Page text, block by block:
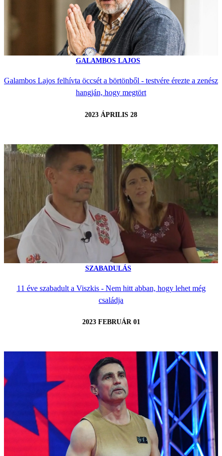
GALAMBOS LAJOS
Galambos Lajos felhívta öccsét a börtönből - testvére érezte a zenész
hangján, hogy megtört
2023 ÁPRILIS 28
SZABADULÁS
11 éve szabadult a Viszkis - Nem hitt abban, hogy lehet még
családja
2023 FEBRUÁR 01